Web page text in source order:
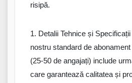
risipă.
1. Detalii Tehnice și
nostru standard de
(25-50 de angajați) include
care garantează calitatea și